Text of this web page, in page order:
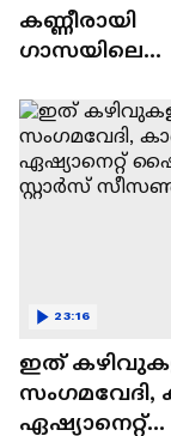
കണ്ണീരായി
ഗാസയിലെ
കുഞ്ഞുങ്ങൾ
ഇത്
സംഗമവേദി,
ഏഷ്യാനെറ്റ്
23:16